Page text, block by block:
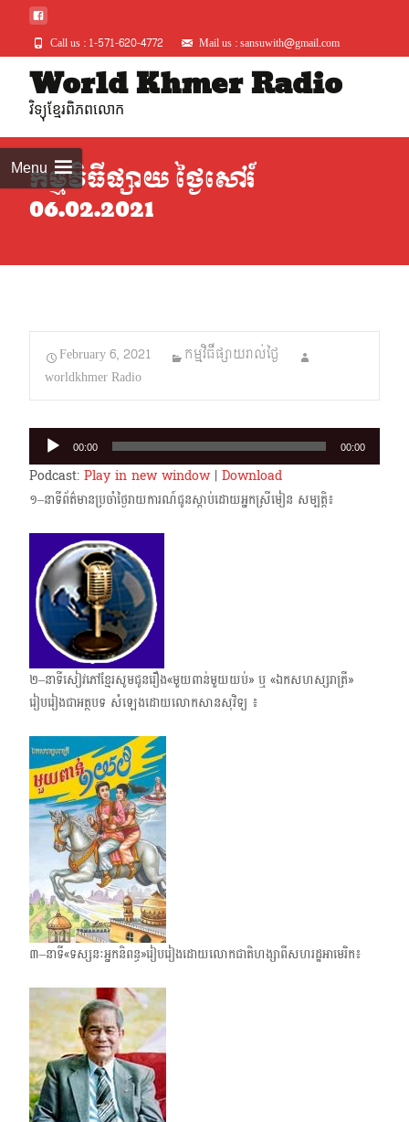
Call us : 1-571-620-4772 Mail us : sansuwith@gmail.com
World Khmer Radio
វិទ្យុខ្មែរពិភពលោក
Menuកម្មវិធីផ្សាយ ថ្ងៃសៅរ៍
06.02.2021
February 6, 2021
កម្មវិធីផ្សាយរាល់ថ្ងៃ
worldkhmer Radio
Audio
Player
00:00 00:00
Podcast: Play in new window| Download
១–នាទីព័ត៌មានប្រចាំថ្ងៃរាយការណ៍ជូនស្តាប់ដោយអ្នកស្រីមៀន សម្បត្តិ៖
២–នាទីសៀវភៅខ្មែរសូមជូនរឿង«មួយពាន់មួយយប់» ឬ «ឯកសហស្សរាត្រី»
រៀបរៀងជាអត្ថបទ សំឡេងដោយលោកសានសុវិទ្យ ៖
៣–នាទី«ទស្សនៈអ្នកនិពន្ធ»រៀបរៀងដោយលោកជាតិហង្សាពីសហរដ្ឋអាមេរិក៖